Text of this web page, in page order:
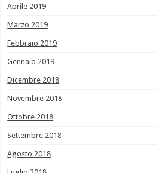
Aprile 2019
Marzo 2019
Febbraio 2019
Gennaio 2019
Dicembre 2018
Novembre 2018
Ottobre 2018
Settembre 2018
Agosto 2018